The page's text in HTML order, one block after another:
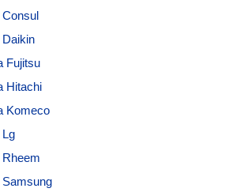
Fujitsu
Hitachi
Komeco